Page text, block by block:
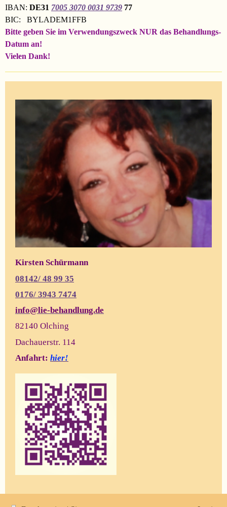
IBAN: DE31 7005 3070 0031 9739 77
BIC: BYLADEM1FFB
Bitte geben Sie im Verwendungszweck NUR das Behandlungs-
Datum an!
Vielen Dank!
Kirsten Schürmann
08142/ 48 99 35
0176/ 3943 7474
info@lie-behandlung.de
82140 Olching
Dachauerstr. 114
Anfahrt: hier!